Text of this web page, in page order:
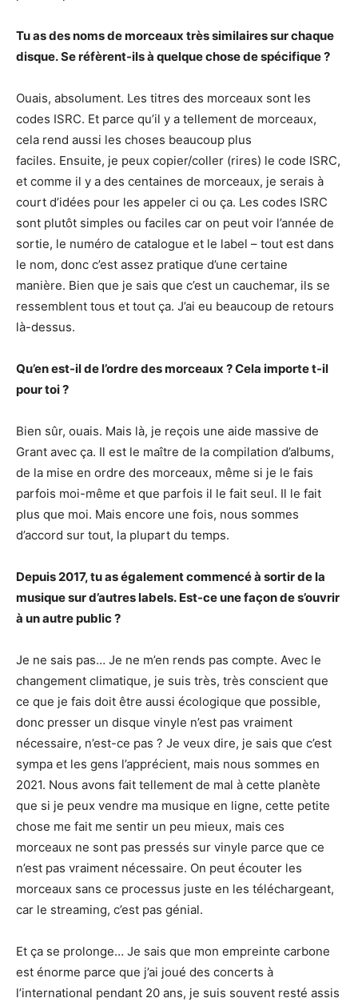
Tu as des noms de morceaux très similaires sur chaque
disque. Se réfèrent-ils à quelque chose de spécifique ?
Ouais, absolument. Les titres des morceaux sont les
codes ISRC. Et parce qu’il y a tellement de morceaux,
cela rend aussi les choses beaucoup plus
faciles. Ensuite, je peux copier/coller (rires) le code ISRC,
et comme il y a des centaines de morceaux, je serais à
court d’idées pour les appeler ci ou ça. Les codes ISRC
sont plutôt simples ou faciles car on peut voir l’année de
sortie, le numéro de catalogue et le label – tout est dans
le nom, donc c’est assez pratique d’une certaine
manière. Bien que je sais que c’est un cauchemar, ils se
ressemblent tous et tout ça. J’ai eu beaucoup de retours
là-dessus.
Qu’en est-il de l’ordre des morceaux ? Cela importe t-il
pour toi ?
Bien sûr, ouais. Mais là, je reçois une aide massive de
Grant avec ça. Il est le maître de la compilation d’albums,
de la mise en ordre des morceaux, même si je le fais
parfois moi-même et que parfois il le fait seul. Il le fait
plus que moi. Mais encore une fois, nous sommes
d’accord sur tout, la plupart du temps.
Depuis 2017, tu as également commencé à sortir de la
musique sur d’autres labels. Est-ce une façon de s’ouvrir
à un autre public ?
Je ne sais pas… Je ne m’en rends pas compte. Avec le
changement climatique, je suis très, très conscient que
ce que je fais doit être aussi écologique que possible,
donc presser un disque vinyle n’est pas vraiment
nécessaire, n’est-ce pas ? Je veux dire, je sais que c’est
sympa et les gens l’apprécient, mais nous sommes en
2021. Nous avons fait tellement de mal à cette planète
que si je peux vendre ma musique en ligne, cette petite
chose me fait me sentir un peu mieux, mais ces
morceaux ne sont pas pressés sur vinyle parce que ce
n’est pas vraiment nécessaire. On peut écouter les
morceaux sans ce processus juste en les téléchargeant,
car le streaming, c’est pas génial.
Et ça se prolonge… Je sais que mon empreinte carbone
est énorme parce que j’ai joué des concerts à
l’international pendant 20 ans, je suis souvent resté assis